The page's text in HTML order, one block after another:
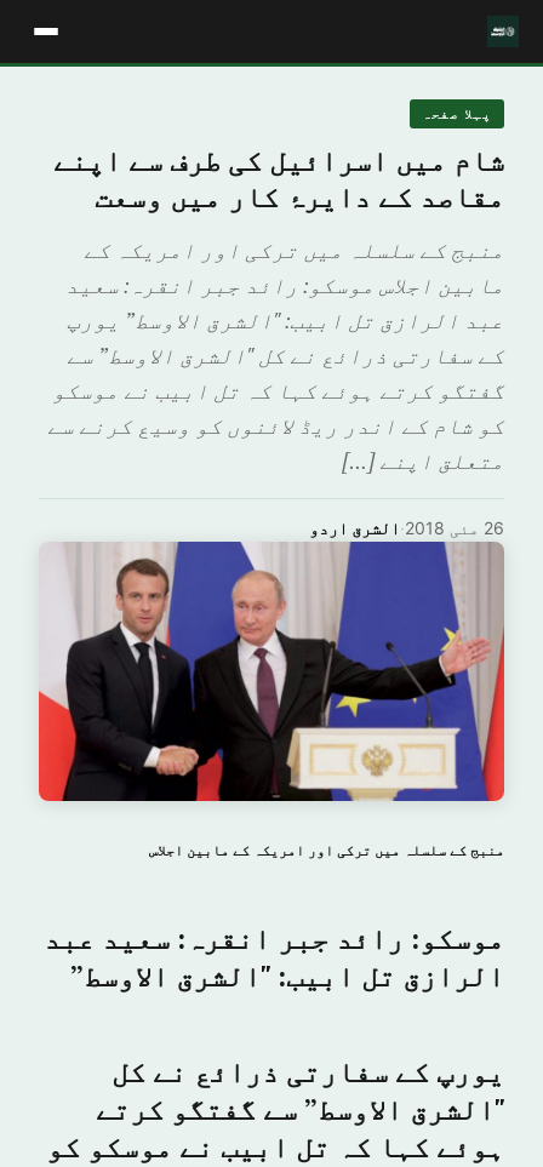
پہلا صفحہ
شام میں اسرائیل کی طرف سے اپنے
مقاصد کے دایرۂ کار میں وسعت
منبج کے سلسلہ میں ترکی اور امریکہ کے
مابین اجلاس موسکو: رائد جبر انقرہ: سعید
عبد الرازق تل ابیب: "الشرق الاوسط” یورپ
کے سفارتی ذرائع نے کل "الشرق الاوسط” سے
گفتگو کرتے ہوئے کہا کہ تل ابیب نے موسکو
کو شام کے اندر ریڈ لائنوں کو وسیع کرنے سے
متعلق اپنے […]
الشرق اردو · 26 مئی 2018
منبج کے سلسلہ میں ترکی اور امریکہ کے مابین اجلاس
موسکو: رائد جبر انقرہ: سعید عبد
الرازق تل ابیب: "الشرق الاوسط”
یورپ کے سفارتی ذرائع نے کل
"الشرق الاوسط” سے گفتگو کرتے
ہوئے کہا کہ تل ابیب نے موسکو کو